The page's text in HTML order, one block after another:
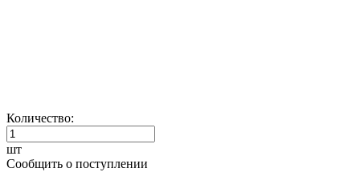
Количество:
шт
Сообщить о поступлении